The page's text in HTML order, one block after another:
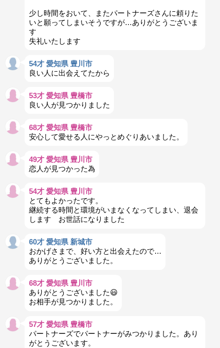
少し時間をおいて、またパートナーズさんに頼りた
いと願ってしまいそうですが…ありがとうございま
す
失礼いたします
54才 愛知県 豊川市
良い人に出会えてたから
53才 愛知県 豊橋市
良い人が見つかりました
68才 愛知県 豊橋市
安心して愛せる人にやっとめぐりあいました。
49才 愛知県 豊川市
恋人が見つかった為
54才 愛知県 豊川市
とてもよかったです。
継続する時間と環境がいまなくなってしまい、退会
します お世話になりました
60才 愛知県 新城市
おかげさまで、好い方と出会えたので…
ありがとうございました。
68才 愛知県 豊川市
ありがとうございました😃
お相手が見つかりました。
57才 愛知県 豊橋市
パートナーズでパートナーがみつかりました。あり
がとうございます。